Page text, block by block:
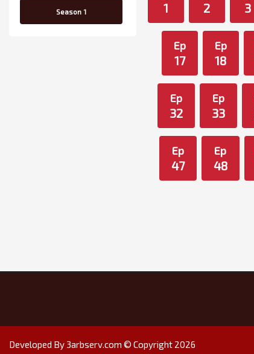
Season 1 1 2 3
Ep
17
Ep
18
Ep
32
Ep
33
Ep
47
Ep
48
Developed By 3arbserv.com © Copyright 2026